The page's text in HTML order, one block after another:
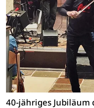
40-jähriges Jubiläum